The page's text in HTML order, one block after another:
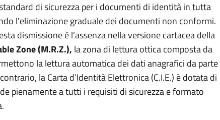
di sicurezza per i documenti di identità in tutta
l'eliminazione graduale dei documenti non conformi.
dismissione è l’assenza nella versione cartacea della
Zone (M.R.Z.), la zona di lettura ottica composta da
la lettura automatica dei dati anagrafici da parte
la Carta d’Identità Elettronica (C.I.E.) è dotata di
pienamente a tutti i requisiti di sicurezza e formato